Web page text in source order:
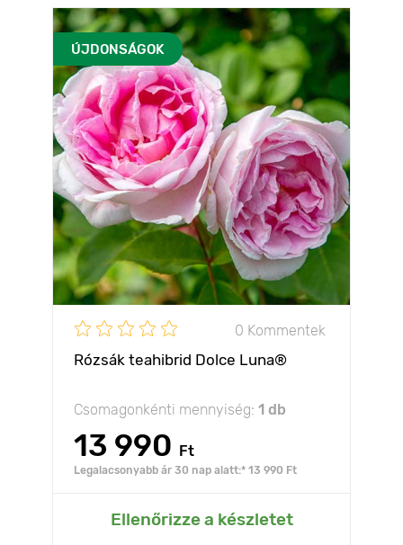
ÚJDONSÁGOK
0 Kommentek
Rózsák teahibrid Dolce Luna®
Csomagonkénti mennyiség: 1 db
13 990 Ft
Legalacsonyabb ár 30 nap alatt:* 13 990 Ft
Ellenőrizze a készletet